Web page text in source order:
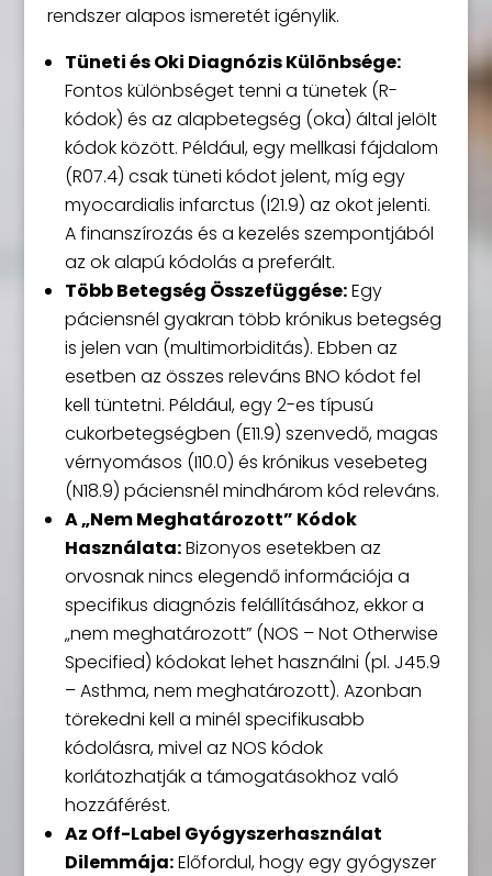
rendszer alapos ismeretét igénylik.
Tüneti és Oki Diagnózis Különbsége:
Fontos különbséget tenni a tünetek (R-
kódok) és az alapbetegség (oka) által jelölt
kódok között. Például, egy mellkasi fájdalom
(R07.4) csak tüneti kódot jelent, míg egy
myocardialis infarctus (I21.9) az okot jelenti.
A finanszírozás és a kezelés szempontjából
az ok alapú kódolás a preferált.
Több Betegség Összefüggése:Egy
páciensnél gyakran több krónikus betegség
is jelen van (multimorbiditás). Ebben az
esetben az összes releváns BNO kódot fel
kell tüntetni. Például, egy 2-es típusú
cukorbetegségben (E11.9) szenvedő, magas
vérnyomásos (I10.0) és krónikus vesebeteg
(N18.9) páciensnél mindhárom kód releváns.
A „Nem Meghatározott” Kódok
Használata:Bizonyos esetekben az
orvosnak nincs elegendő információja a
specifikus diagnózis felállításához, ekkor a
„nem meghatározott” (NOS – Not Otherwise
Specified) kódokat lehet használni (pl. J45.9
– Asthma, nem meghatározott). Azonban
törekedni kell a minél specifikusabb
kódolásra, mivel az NOS kódok
korlátozhatják a támogatásokhoz való
hozzáférést.
Az Off-Label Gyógyszerhasználat
Dilemmája:Előfordul, hogy egy gyógyszer